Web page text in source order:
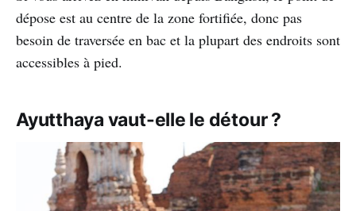
dépose est au centre de la zone fortifiée, donc pas
besoin de traversée en bac et la plupart des endroits sont
accessibles à pied.
Ayutthaya vaut-elle le détour ?